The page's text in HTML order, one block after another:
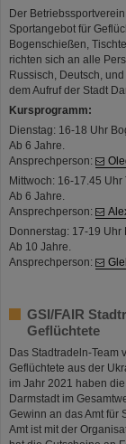
Der
Sportangebot für
Bogenschießen,
richten sich an alle
Russisch, Deutsch,
dem Aufruf der Stadt
Kursprogramm:
Dienstag: 16-18 Uhr
Ab 6 Jahre.
Ansprechperson:
Mittwoch: 16-17.45
Ab 6 Jahre.
Ansprechperson:
Donnerstag: 17-19 Uhr
Ab 10 Jahre.
Ansprechperson:
GSI/FAIR
Geflüchtete
Das Stadtradeln-Team
Geflüchtete aus der
im Jahr 2021 haben
Darmstadt im
Gewinn an das Amt für
Amt ist mit der